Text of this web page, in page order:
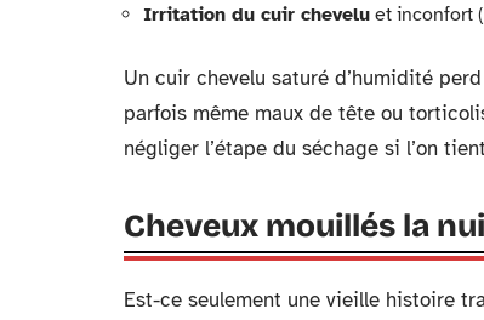
Irritation du cuir chevelu et inconfort
Un cuir chevelu saturé d’humidité
parfois même maux de tête ou
négliger l’étape du séchage si l’on
Cheveux mouillés la
Est-ce seulement une vieille histoire